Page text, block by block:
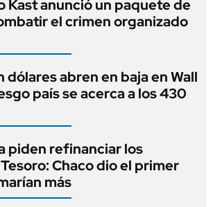
Kast anunció un paquete de
el crimen organizado
dólares abren en baja en Wall
país se acerca a los 430
piden refinanciar los
Chaco dio el primer
más